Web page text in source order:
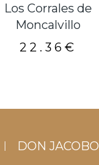
Los Corrales de
Moncalvillo
22.36 €
DON JACOBO